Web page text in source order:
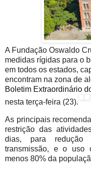
A Fundação Oswaldo
medidas rígidas para o
em todos os estados,
encontram na zona de
Boletim Extraordinário
nesta terça-feira (23).
As principais
restrição das
dias, para redução
transmissão, e o uso
menos 80% da